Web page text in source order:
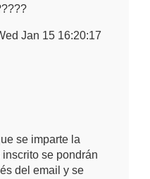
Jan 15 16:20:17
se imparte la
se pondrán
del email y se